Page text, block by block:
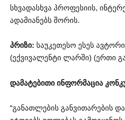
სხვადასხვა პროფესიის,
ადამიანებს შორის.
პრიზი: საუკეთესო ესეს
(ექვივალენტი ლარში) (ერთი
დამატებითი ინფორმაცია
“განათლების განვითარების